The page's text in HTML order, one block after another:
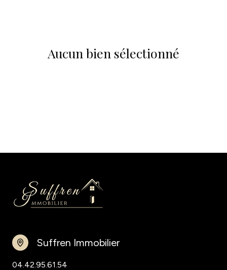
Aucun bien sélectionné
Suffren Immobilier
04.42.95.61.54